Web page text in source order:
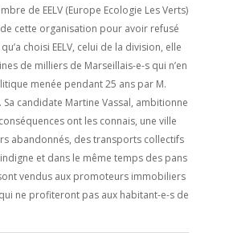
de EELV (Europe Ecologie Les Verts)
de cette organisation pour avoir refusé
choisi EELV, celui de la division, elle
de milliers de Marseillais-e-s qui n’en
menée pendant 25 ans par M.
candidate Martine Vassal, ambitionne
ont les connais, une ville
abandonnés, des transports collectifs
et dans le même temps des pans
vendus aux promoteurs immobiliers
ne profiteront pas aux habitant-e-s de